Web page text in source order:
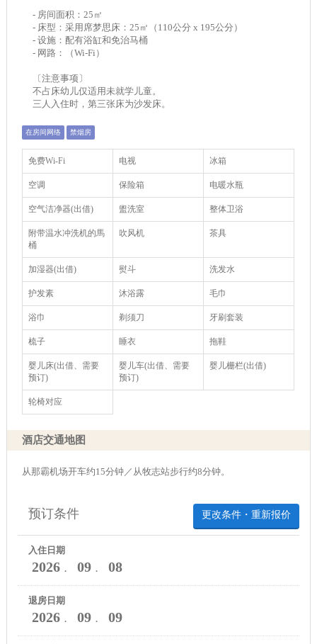
- 房间面积：25㎡
- 床型：采用席梦思床：25㎡（110公分 x 195公分）
- 设施：配有浴缸和免治马桶
- 网路：（Wi-Fi）
〔注意事项〕
不占床幼儿仅适用未就学儿童。
三人入住时，第三张床为沙发床。
在房间网络 禁烟房
免费Wi-Fi 电视 冰箱
空调 保险箱 电暖水瓶
空气洁净器(出借) 盥洗室 整体卫浴
附带温水冲洗机的馬
桶
吹风机 茶具
加湿器(出借) 熨斗 洗发水
护发素 沐浴露 毛巾
浴巾 剃须刀 牙刷套装
梳子 睡衣 拖鞋
婴儿床(出借、需要
预订)
婴儿车(出借、需要
预订)
婴儿栅栏(出借)
轮椅对应
酒店交通地图
从那霸机场开车约15分钟／从牧志站步行约8分钟。
更改条件・重新报价
预订条件
入住日期
2026． 09． 08
退房日期
2026． 09． 09